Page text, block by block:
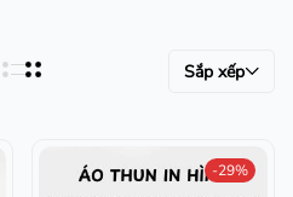
Sắp xếp
-29%